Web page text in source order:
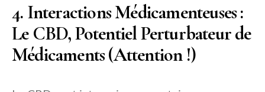
4. Interactions Médicamenteuses :
Le CBD, Potentiel Perturbateur de
Médicaments (Attention !)